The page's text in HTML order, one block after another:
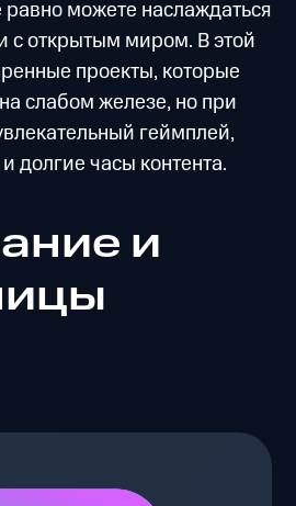
можете наслаждаться
с открытым миром. В этой
проекты, которые
слабом железе, но при
геймплей,
долгие часы контента.
и